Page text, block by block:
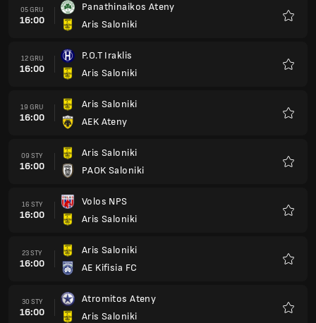
05 GRU
16:00
Panathinaikos Ateny
Aris Saloniki
12 GRU
16:00
P.O.T Iraklis
Aris Saloniki
19 GRU
16:00
Aris Saloniki
AEK Ateny
09 STY
16:00
Aris Saloniki
PAOK Saloniki
16 STY
16:00
Volos NPS
Aris Saloniki
23 STY
16:00
Aris Saloniki
AE Kifisia FC
30 STY
16:00
Atromitos Ateny
Aris Saloniki